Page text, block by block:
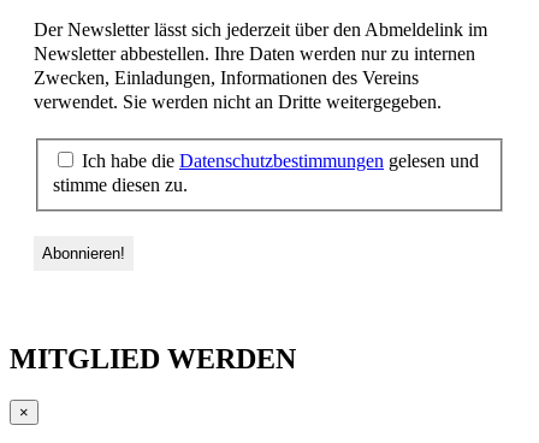
Der Newsletter lässt sich jederzeit über den Abmeldelink im
Newsletter abbestellen. Ihre Daten werden nur zu internen
Zwecken, Einladungen, Informationen des Vereins
verwendet. Sie werden nicht an Dritte weitergegeben.
Ich habe die Datenschutzbestimmungen gelesen und
stimme diesen zu.
MITGLIED WERDEN
×